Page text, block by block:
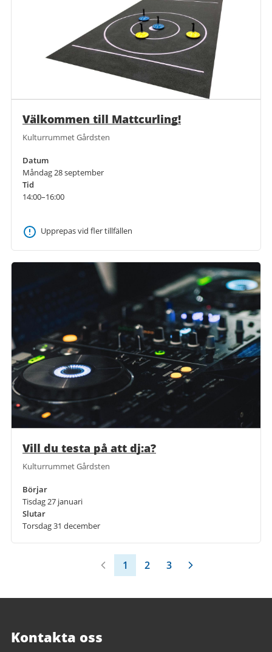
Välkommen till Mattcurling!
Kulturrummet Gårdsten
Datum
Måndag 28 september
Tid
14:00–16:00
Upprepas vid fler tillfällen
Vill du testa på att dj:a?
Kulturrummet Gårdsten
Börjar
Tisdag 27 januari
Slutar
Torsdag 31 december
1 2 3
Kontakta oss